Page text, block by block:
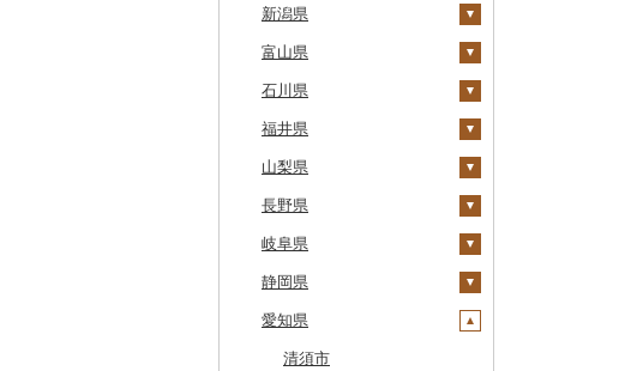
江差町
白老町
せたな町
旭川市
森町
稚内市
標津町
清里町
北斗市
留萌市
大鰐町
南部町
五戸町
藤崎町
六ヶ所村
東北町
三戸町
東通村
黒石市
おいらせ町
宮古市
軽米町
岩手町
矢巾町
釜石市
野田村
普代村
一戸町
陸前高田市
紫波町
宮城県
柴田町
色麻町
丸森町
大衡村
加美町
利府町
白石市
登米市
山元町
秋田県
大潟村
横手市
能代市
小坂町
仙北市
井川町
潟上市
三種町
山形県
村山市
尾花沢市
上山市
河北町
酒田市
新庄市
長井市
福島県
天栄村
広野町
鏡石町
須賀川市
小野町
棚倉町
土浦市
取手市
つくば市
稲敷市
潮来市
五霞町
北茨城市
境町
かすみがうら市
牛久市
栃木県
那須塩原市
市貝町
塩谷町
上三川町
佐野市
真岡市
高根沢町
大田原市
栃木市
群馬県
榛東村
下仁田町
玉村町
安中市
川場村
昭和村
甘楽町
明和町
埼玉県
春日部市
蕨市
戸田市
毛呂山町
久喜市
ふじみ野市
川島町
千葉県
勝浦市
袖ケ浦市
我孫子市
長柄町
芝山町
八千代市
東京都
八王子市
日野市
昭島市
武蔵村山市
葛飾区
神奈川県
南足柄市
松田町
大井町
中井町
新潟県
十日町市
弥彦村
阿賀町
出雲崎町
魚沼市
佐渡市
燕市
南魚沼市
関川村
富山県
射水市
氷見市
朝日町
高岡市
魚津市
砺波市
入善町
黒部市
石川県
羽咋市
七尾市
白山市
穴水町
輪島市
中能登町
石川県（県庁）
福井県
美浜町
小浜市
越前町
若狭町
鯖江市
高浜町
山梨県
富士吉田市
甲斐市
山梨市
富士川町
大月市
長野県
高森町
御代田町
飯田市
青木村
岐阜県
養老町
八百津町
池田町
静岡県
下田市
静岡市
愛知県
清須市